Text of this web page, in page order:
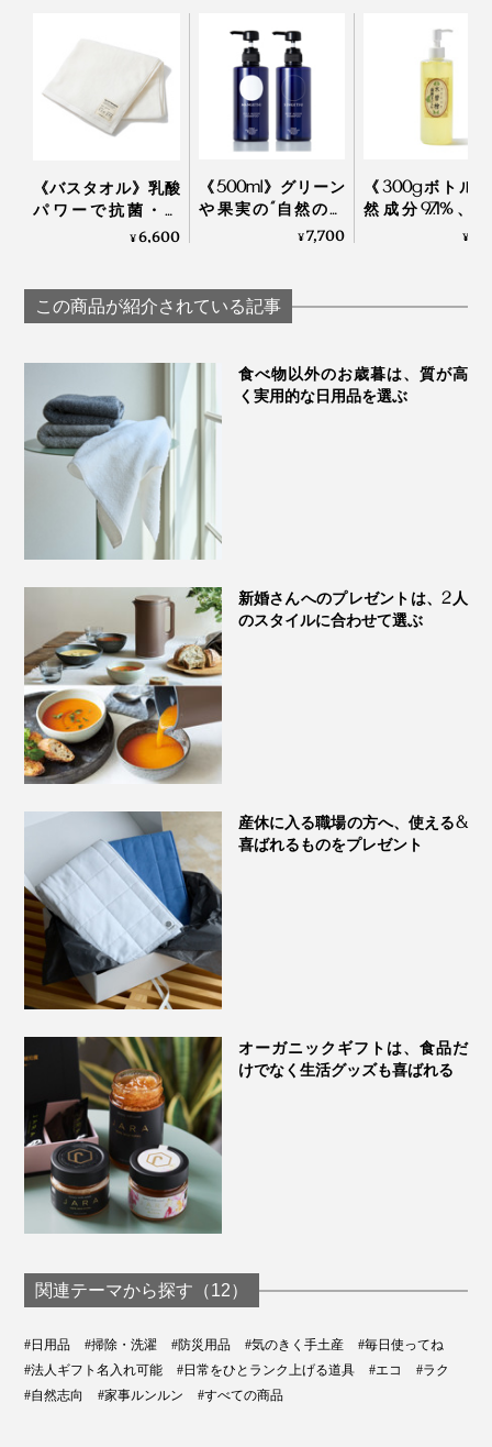
『海へ…』シリーズの部分汚れ用洗剤「海をまもる シャチッとスプレー」
『Fukii』のメーカー・がんこ本舗がすすめる、プラスチックより長く、くり返し
千年ボトル／スプレータイプ
『Fukii』と水を、1：４の割合でつくった「がんこな汚
ロ、グリルのほかに、お風呂やトイレの掃除にも便利で
洗浄力の強さと、環境への優しさを両立した『海へ…
Fukii』と『森と…Fukii』。結婚祝いや新居祝い、小さ
いお子さんがいるご家庭へのプレゼントにもおすすめで
す。
むしろ、泡も汚れも、すばやく洗い流せるので、洗い物
驚いたことに、ミートソースをぬぐって、赤く染まって
しまった、食器用スポンジで洗い物をしたら、スポンジ
の赤い汚れまで落ちた！
実は、スポンジが赤く染まってから、市販の食器用洗剤
を使って、何日も洗い物をしても、赤い汚れは落ちなか
なのに、『海へ…Fukii』で食器を洗ったら、色のついた
水がスポンジからジュワッと流れ出て、スポンジを広げ
てみたら、赤い汚れがなくなっていたのでビックリ。
さすが『海へ…Fukii』の洗浄力。あなたも、洗濯に、食
器洗いに、掃除に、ドンドン使ってみてください。
《おすすめの使い方》
■ 白シャツは“重曹を追加”
洗濯機の水量50Lに対して、『Fukii』約5mlと重曹大さ
じ7～8杯を入れて、いつも通りに洗濯してください。
※衣類の傷みを防ぐため、重曹はあらかじめ水またはぬるま湯で溶かしてか
ら、洗濯槽に直接入れてください。
り白く仕上がります。
■ シーツやしつこい汚れは“つけ置き洗い”
洗濯機に、洗濯物と『Fukii』を入れて洗濯スタート。3
分ほど回したところで一時停止。2時間放置後、洗濯を
再開。
■ ダウンは“手洗い”
2 回プッシュ。
③ ダウンを静かに洗濯液につけて押し洗い後、しばら
くつけ置きします。
④ 軽く脱水後、流水で押しすすぎ、ネットに入れて脱
《バスタオル》乳酸
パワーで抗菌・防
臭、スタイリスト監
EARTH
¥6,600
《500ml》グリーン
や果実の“自然の香
り”でリフレッシュ！
身シャンプー」｜
MANGETSU・
¥7,700
《300gボトル
然成分97.1%、
素・発泡剤・
¥
この商品が紹介されている記事
食べ物以外のお歳暮は、質が高
く実用的な日用品を選ぶ
新婚さんへのプレゼントは、2人
のスタイルに合わせて選ぶ
産休に入る職場の方へ、使える&
喜ばれるものをプレゼント
オーガニックギフトは、食品だ
けでなく生活グッズも喜ばれる
関連テーマから探す（12）
#日用品 #掃除・洗濯 #防災用品 #気のきく手土産
#毎日使ってね
#法人ギフト名入れ可能
#日常をひとランク上げる道具 #エコ
#ラク
#自然志向
#家事ルンルン #すべての商品